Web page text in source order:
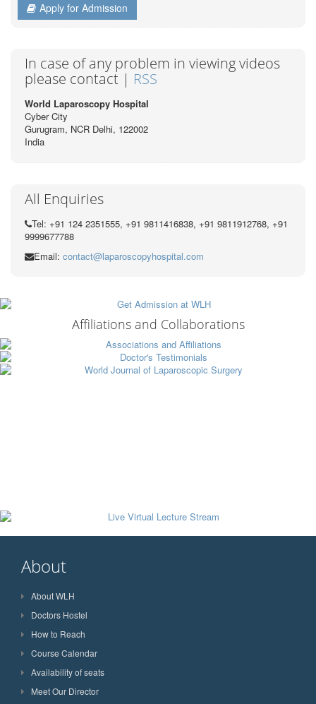
Apply for Admission
In case of any problem in viewing videos
please contact | RSS
World Laparoscopy Hospital
Cyber City
Gurugram, NCR Delhi, 122002
India
All Enquiries
Tel: +91 124 2351555, +91 9811416838, +91 9811912768, +91
9999677788
Email: contact@laparoscopyhospital.com
Affiliations and Collaborations
About
About WLH
Doctors Hostel
How to Reach
Course Calendar
Availability of seats
Meet Our Director